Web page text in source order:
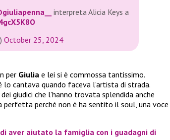
interpreta Alicia Keys a
October 25, 2024
per Giulia e lei si è commossa tantissimo.
cantava quando faceva l’artista di strada.
giudici che l’hanno trovata splendida anche
perfetta perché non è ha sentito il soul, una voce
aver aiutato la famiglia con i guadagni di